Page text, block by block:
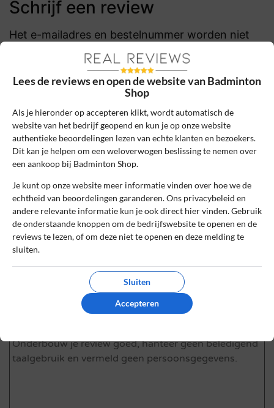
Schrijf een review
Het e-mailadres en bestelnummer worden niet
Naam*
E-mail*
Bestelnummer
Review Titel *
Sterrenbeoordeling *
Lees de reviews en open de website van Badminton
Shop
Als je hieronder op accepteren klikt, wordt automatisch de
website van het bedrijf geopend en kun je op onze website
authentieke beoordelingen lezen van echte klanten en bezoekers.
Dit kan je helpen om een weloverwogen beslissing te nemen over
een aankoop bij Badminton Shop.
Je kunt op onze website meer informatie vinden over hoe we de
echtheid van beoordelingen garanderen. Ons privacybeleid en
andere relevante informatie kun je ook direct hier vinden. Gebruik
de onderstaande knoppen om de bedrijfswebsite te openen en de
reviews te lezen, of om deze niet te openen en deze melding te
sluiten.
Sluiten
Accepteren